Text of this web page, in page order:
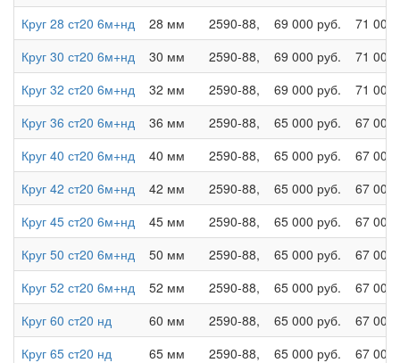
Круг 28 ст20 6м+нд
28 мм 2590-88, 69 000 руб.
71 000
Круг 30 ст20 6м+нд
30 мм 2590-88, 69 000 руб.
71 000
Круг 32 ст20 6м+нд
32 мм 2590-88, 69 000 руб.
71 000
Круг 36 ст20 6м+нд
36 мм 2590-88, 65 000 руб.
67 000
Круг 40 ст20 6м+нд
40 мм 2590-88, 65 000 руб.
67 000
Круг 42 ст20 6м+нд
42 мм 2590-88, 65 000 руб.
67 000
Круг 45 ст20 6м+нд
45 мм 2590-88, 65 000 руб.
67 000
Круг 50 ст20 6м+нд
50 мм 2590-88, 65 000 руб.
67 000
Круг 52 ст20 6м+нд
52 мм 2590-88, 65 000 руб.
67 000
Круг 60 ст20 нд
60 мм 2590-88, 65 000 руб.
67 000
Круг 65 ст20 нд
65 мм 2590-88, 65 000 руб.
67 000